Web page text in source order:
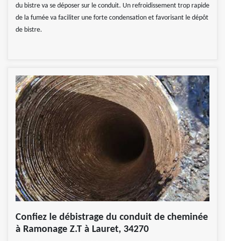
du bistre va se déposer sur le conduit. Un refroidissement trop rapide
de la fumée va faciliter une forte condensation et favorisant le dépôt
de bistre.
Confiez le débistrage du conduit de cheminée
à Ramonage Z.T à Lauret, 34270